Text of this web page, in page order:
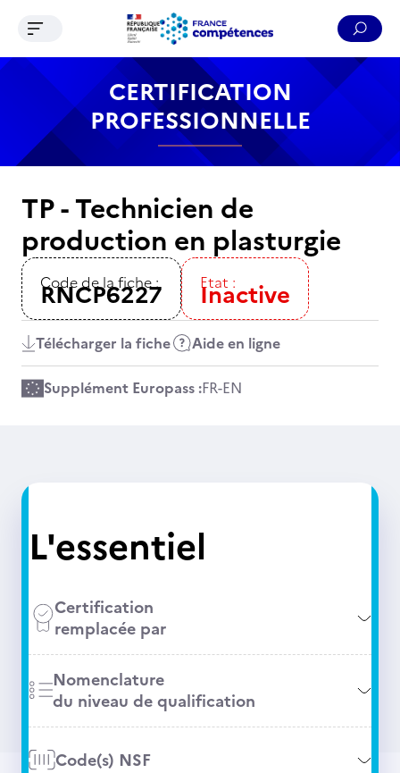
Contenu Recherche Menu Pied de page
Ouvrir le menu de navigation
CERTIFICATION
PROFESSIONNELLE
TP - Technicien de
production en plasturgie
Code de la fiche :
RNCP6227 Etat :
Inactive
Télécharger la fiche Aide en ligne
Supplément Europass :FR-EN
L'essentiel
Certification
remplacée par
Nomenclature
du niveau de qualification
Code(s) NSF